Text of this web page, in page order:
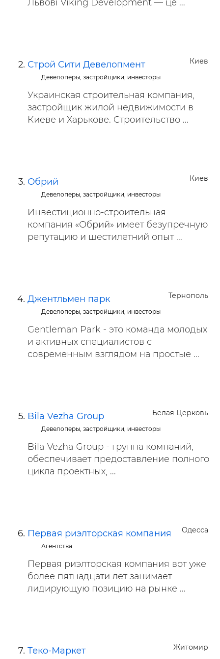
Львові Viking Development — це ...
Киев
Строй Сити Девелопмент
Девелоперы, застройщики, инвесторы
Украинская строительная компания,
застройщик жилой недвижимости в
Киеве и Харькове. Строительство ...
Киев
Обрий
Девелоперы, застройщики, инвесторы
Инвестиционно-строительная
компания «Обрий» имеет безупречную
репутацию и шестилетний опыт ...
Тернополь
Джентльмен парк
Девелоперы, застройщики, инвесторы
Gentleman Park - это команда молодых
и активных специалистов с
современным взглядом на простые ...
Белая Церковь
Bila Vezha Group
Девелоперы, застройщики, инвесторы
Bila Vezha Group - группа компаний,
обеспечивает предоставление полного
цикла проектных, ...
Одесса
Первая риэлторская компания
Агентства
Первая риэлторская компания вот уже
более пятнадцати лет занимает
лидирующую позицию на рынке ...
Житомир
Теко-Маркет